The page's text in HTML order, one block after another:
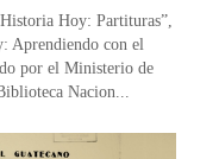
Hoy: Partituras”,
Aprendiendo con el
por el Ministerio de
Nacion...